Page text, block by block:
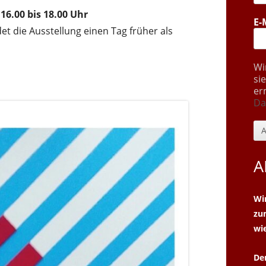
bis 18.00 Uhr
die Ausstellung einen Tag früher als